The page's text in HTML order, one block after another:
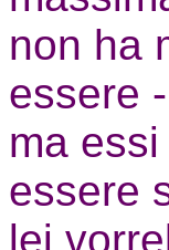
non ha
essere
ma
essere
lei